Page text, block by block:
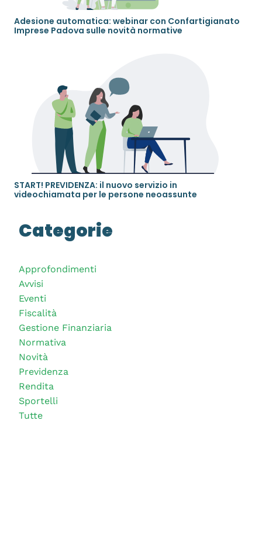
Adesione automatica: webinar con Confartigianato
Imprese Padova sulle novità normative
START! PREVIDENZA: il nuovo servizio in
videochiamata per le persone neoassunte
Categorie
Approfondimenti
Avvisi
Eventi
Fiscalità
Gestione Finanziaria
Normativa
Novità
Previdenza
Rendita
Sportelli
Tutte